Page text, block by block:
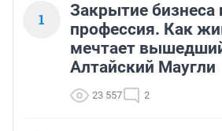
1
Закрытие бизнеса
профессия. Как
мечтает
Алтайский Маугли
23 557 2